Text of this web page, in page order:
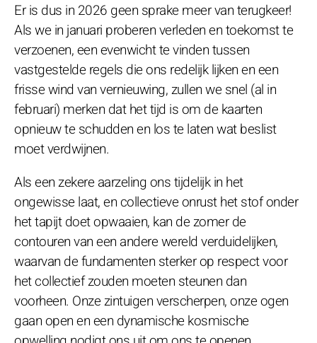
Er is dus in 2026 geen sprake meer van terugkeer!
Als we in januari proberen verleden en toekomst te
verzoenen, een evenwicht te vinden tussen
vastgestelde regels die ons redelijk lijken en een
frisse wind van vernieuwing, zullen we snel (al in
februari) merken dat het tijd is om de kaarten
opnieuw te schudden en los te laten wat beslist
moet verdwijnen.
Als een zekere aarzeling ons tijdelijk in het
ongewisse laat, en collectieve onrust het stof onder
het tapijt doet opwaaien, kan de zomer de
contouren van een andere wereld verduidelijken,
waarvan de fundamenten sterker op respect voor
het collectief zouden moeten steunen dan
voorheen. Onze zintuigen verscherpen, onze ogen
gaan open en een dynamische kosmische